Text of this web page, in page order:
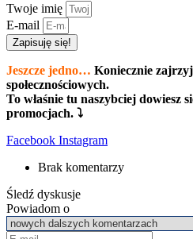
Twoje imię
E-mail
Zapisuję się!
Jeszcze jedno… Koniecznie
społecznościowych.
To właśnie tu naszybciej dowiesz
promocjach. ⤵
Facebook Instagram
Brak komentarzy
Śledź dyskusje
Powiadom o